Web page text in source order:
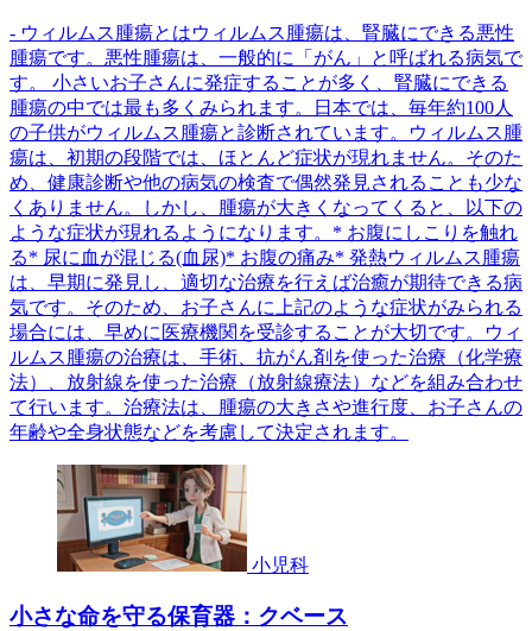
- ウィルムス腫瘍とはウィルムス腫瘍は、腎臓にできる悪性
腫瘍です。悪性腫瘍は、一般的に「がん」と呼ばれる病気で
す。 小さいお子さんに発症することが多く、腎臓にできる
腫瘍の中では最も多くみられます。日本では、毎年約100人
の子供がウィルムス腫瘍と診断されています。ウィルムス腫
瘍は、初期の段階では、ほとんど症状が現れません。そのた
め、健康診断や他の病気の検査で偶然発見されることも少な
くありません。しかし、腫瘍が大きくなってくると、以下の
ような症状が現れるようになります。* お腹にしこりを触れ
る* 尿に血が混じる(血尿)* お腹の痛み* 発熱ウィルムス腫瘍
は、早期に発見し、適切な治療を行えば治癒が期待できる病
気です。そのため、お子さんに上記のような症状がみられる
場合には、早めに医療機関を受診することが大切です。ウィ
ルムス腫瘍の治療は、手術、抗がん剤を使った治療（化学療
法）、放射線を使った治療（放射線療法）などを組み合わせ
て行います。治療法は、腫瘍の大きさや進行度、お子さんの
年齢や全身状態などを考慮して決定されます。
小児科
小さな命を守る保育器：クベース